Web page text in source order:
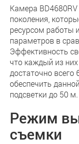
Камера
поколения,
ресурсом работы
параметров в
Эффективность
что каждый из
достаточно всего
обеспечить
подсветки до 50 м.
Режим
съемки